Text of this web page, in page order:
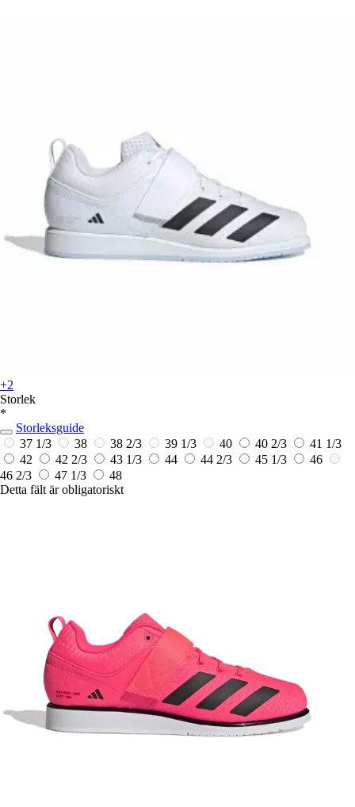
+2
Storlek
*
Storleksguide
37 1/3
38 38 2/3 39 1/3 40 40 2/3
41 1/3
42
42 2/3 43 1/3 44 44 2/3 45 1/3
46
46 2/3
47 1/3
48
Detta fält är obligatoriskt